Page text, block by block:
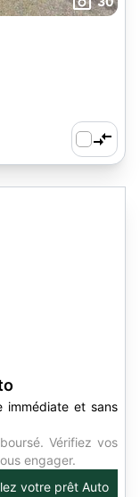
immédiate et sans
Vérifiez vos
engager.
votre prêt Auto